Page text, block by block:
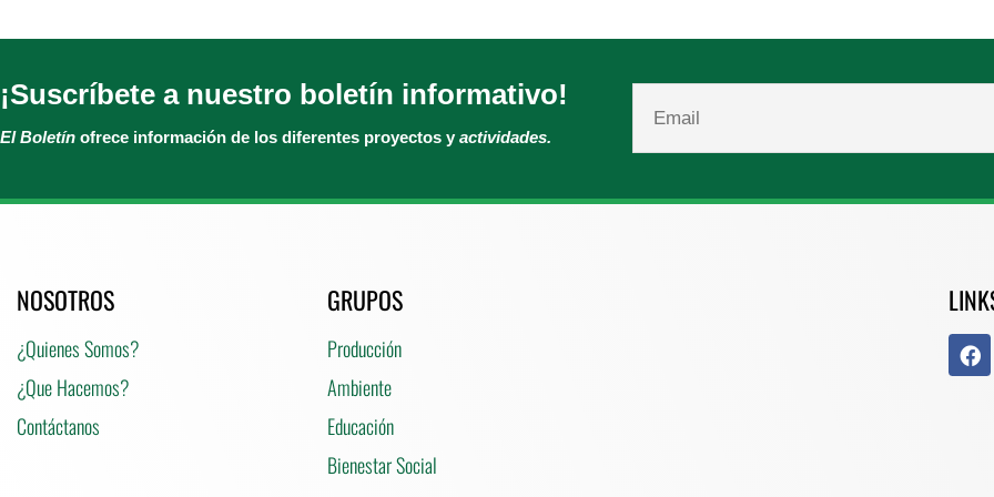
¡Suscríbete a nuestro boletín informativo!
El Boletín ofrece información de los diferentes proyectos y actividades.
NOSOTROS
¿Quienes Somos?
¿Que Hacemos?
Contáctanos
GRUPOS
Producción
Ambiente
Educación
Bienestar Social